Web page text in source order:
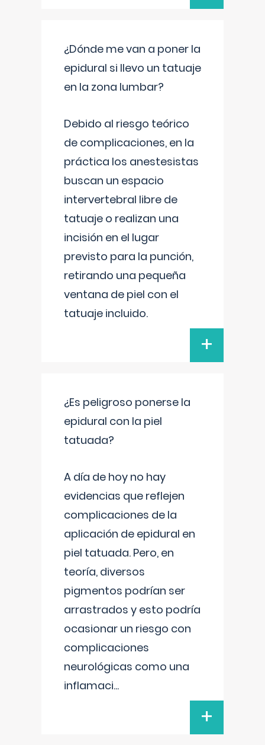
¿Dónde me van a poner la
epidural si llevo un tatuaje
en la zona lumbar?
Debido al riesgo teórico
de complicaciones, en la
práctica los anestesistas
buscan un espacio
intervertebral libre de
tatuaje o realizan una
incisión en el lugar
previsto para la punción,
retirando una pequeña
ventana de piel con el
tatuaje incluido.
+
¿Es peligroso ponerse la
epidural con la piel
tatuada?
A día de hoy no hay
evidencias que reflejen
complicaciones de la
aplicación de epidural en
piel tatuada. Pero, en
teoría, diversos
pigmentos podrían ser
arrastrados y esto podría
ocasionar un riesgo con
complicaciones
neurológicas como una
inflamaci...
+